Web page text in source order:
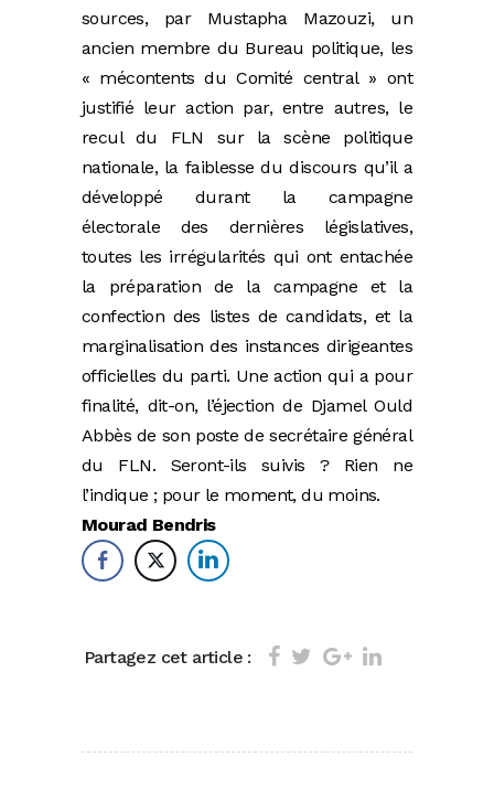
sources, par Mustapha Mazouzi, un
ancien membre du Bureau politique, les
« mécontents du Comité central » ont
justifié leur action par, entre autres, le
recul du FLN sur la scène politique
nationale, la faiblesse du discours qu’il a
développé durant la campagne
électorale des dernières législatives,
toutes les irrégularités qui ont entachée
la préparation de la campagne et la
confection des listes de candidats, et la
marginalisation des instances dirigeantes
officielles du parti. Une action qui a pour
finalité, dit-on, l’éjection de Djamel Ould
Abbès de son poste de secrétaire général
du FLN. Seront-ils suivis ? Rien ne
l’indique ; pour le moment, du moins.
Mourad Bendris
Partagez cet article :